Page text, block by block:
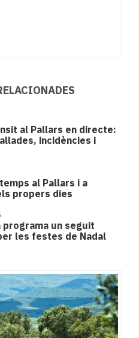
al Pallars en directe:
incidències i
al Pallars i a
propers dies
programa un seguit
les festes de Nadal